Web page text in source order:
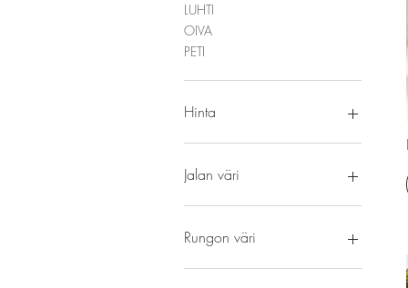
LUHTI
OIVA
PETI
Hinta
0 €
Jalan väri
Rungon väri